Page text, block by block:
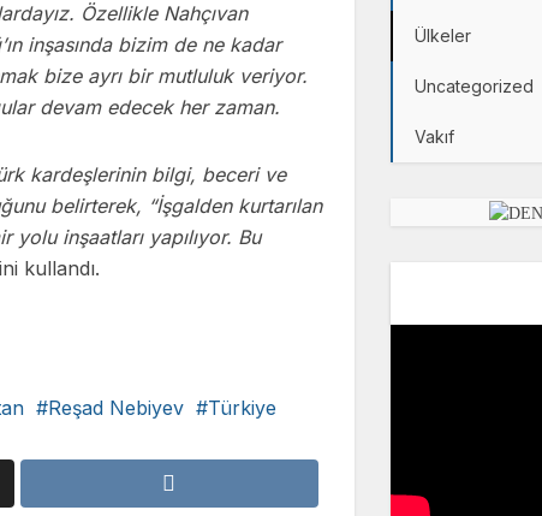
Özellikle Nahçıvan
inşasında bizim de ne kadar
bize ayrı bir mutluluk veriyor.
devam edecek her zaman.
kardeşlerinin bilgi, beceri ve
belirterek, “İşgalden kurtarılan
inşaatları yapılıyor. Bu
kullandı.
Reşad Nebiyev Türkiye
Ülkeler
Uncategorized
Vakıf